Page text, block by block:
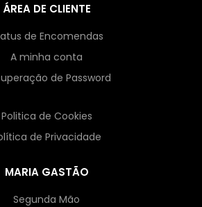
ÁREA DE CLIENTE
de Encomendas
A minha conta
de Password
Politica de Cookies
de Privacidade
MARIA GASTÃO
Segunda Mão